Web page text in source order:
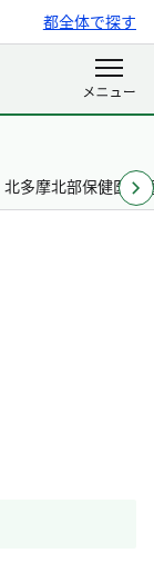
都全体で探す
北多摩北部保健医療